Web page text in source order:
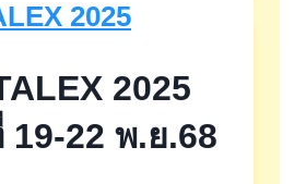
พิเศษ11เดือน
ดอกเบี้ย
2025
19-22 พ.ย.68